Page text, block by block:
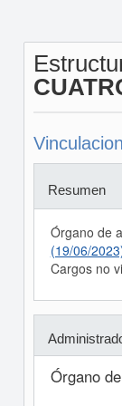
Resumen
Órgano de
(19/06/
Cargos no
Órgano